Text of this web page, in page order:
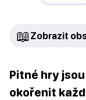
📖 Zobrazit
Pitné hry
okořenit